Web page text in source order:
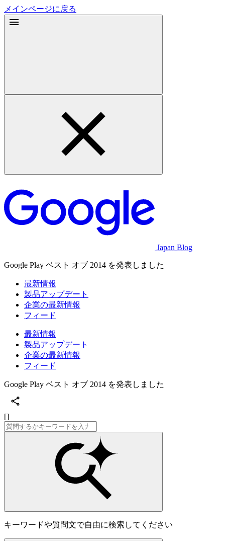
メインページに戻る
Japan Blog
Google Play ベスト オブ 2014 を発表しました
最新情報
製品アップデート
企業の最新情報
フィード
最新情報
製品アップデート
企業の最新情報
フィード
Google Play ベスト オブ 2014 を発表しました
[]
キーワードや質問文で自由に検索してください